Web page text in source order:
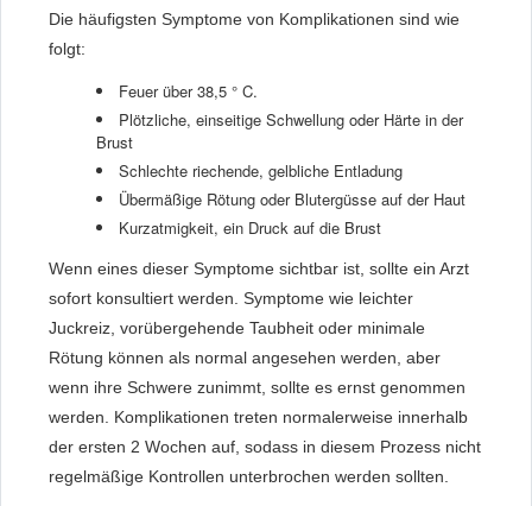
Die häufigsten Symptome von Komplikationen sind wie
folgt:
Feuer über 38,5 ° C.
Plötzliche, einseitige Schwellung oder Härte in der
Brust
Schlechte riechende, gelbliche Entladung
Übermäßige Rötung oder Blutergüsse auf der Haut
Kurzatmigkeit, ein Druck auf die Brust
Wenn eines dieser Symptome sichtbar ist, sollte ein Arzt
sofort konsultiert werden. Symptome wie leichter
Juckreiz, vorübergehende Taubheit oder minimale
Rötung können als normal angesehen werden, aber
wenn ihre Schwere zunimmt, sollte es ernst genommen
werden. Komplikationen treten normalerweise innerhalb
der ersten 2 Wochen auf, sodass in diesem Prozess nicht
regelmäßige Kontrollen unterbrochen werden sollten.